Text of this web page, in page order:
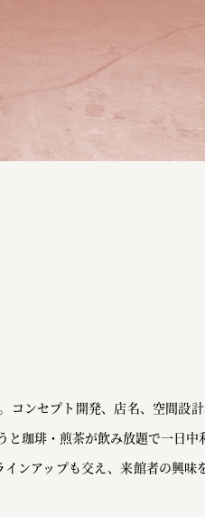
コンセプト開発、店名、空間設
珈琲・煎茶が飲み放題で一日中
ンアップも交え、来館者の興味